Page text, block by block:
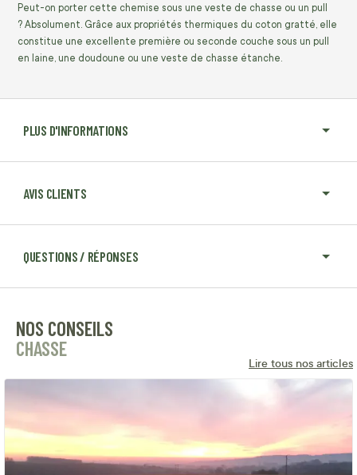
PLUS D'INFORMATIONS
AVIS CLIENTS
QUESTIONS / RÉPONSES
Peut-on porter cette chemise sous une veste de chasse ou un pull
? Absolument. Grâce aux propriétés thermiques du coton gratté, elle
constitue une excellente première ou seconde couche sous un pull
en laine, une doudoune ou une veste de chasse étanche.
NOS CONSEILS
CHASSE
Lire tous nos articles